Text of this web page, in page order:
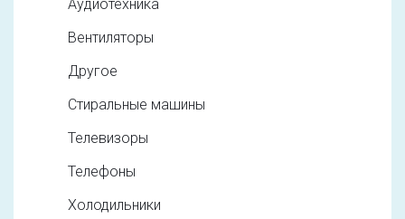
Аудиотехника
Вентиляторы
Другое
Стиральные машины
Телевизоры
Телефоны
Холодильники